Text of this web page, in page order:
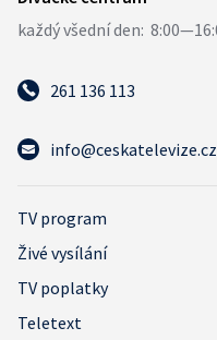
261 136 113
info@ceskatelevize.cz
TV program
Živé vysílání
TV poplatky
Teletext